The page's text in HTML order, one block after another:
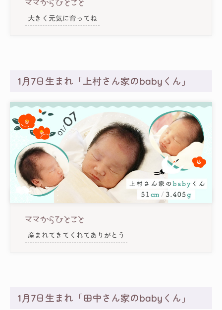
大きく元気に育ってね
1月7日生まれ「上村さん家のbabyくん」
産まれてきてくれてありがとう
1月7日生まれ「田中さん家のbabyくん」